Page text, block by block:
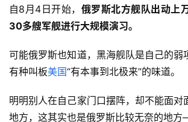
自8月4日开始， 俄罗斯北方舰队出动上
30多艘军舰进行大规模演习。
可能俄罗斯也知道，黑海舰队是自己的弱
有种叫板美国“有本事到北极来”的味道。
明明别人在自己家门口摆阵，却不能面对
地方，这其实也是俄罗斯比较无奈的地方